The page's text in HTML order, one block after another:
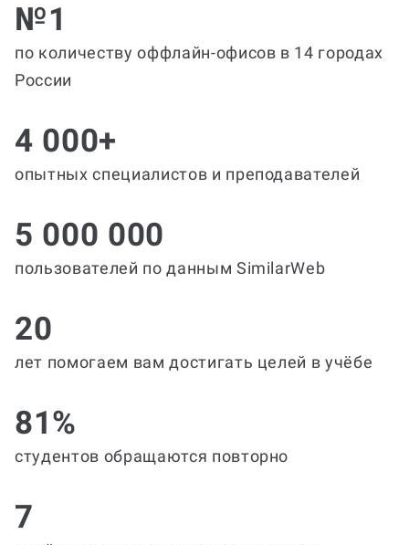
№1
по количеству оффлайн-офисов в 14 городах
России
4 000+
опытных специалистов и преподавателей
5 000 000
пользователей по данным SimilarWeb
20
лет помогаем вам достигать целей в учёбе
81%
студентов обращаются повторно
7